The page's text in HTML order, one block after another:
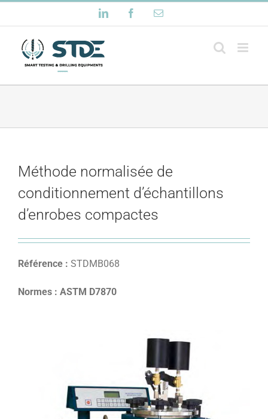
au
contenu
LinkedIn FacebookEmail
Méthode normalisée de
conditionnement d’échantillons
d’enrobes compactes
Référence : STDMB068
Normes : ASTM D7870